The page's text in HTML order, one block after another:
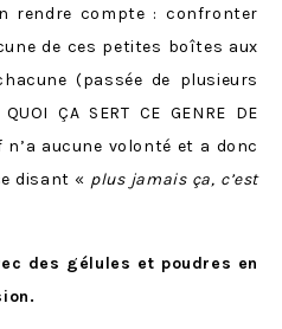
rendre compte : confronter
de ces petites boîtes aux
(passée de plusieurs
ÇA SERT CE GENRE DE
n’a aucune volonté et a donc
disant « plus jamais ça, c’est
des gélules et poudres en